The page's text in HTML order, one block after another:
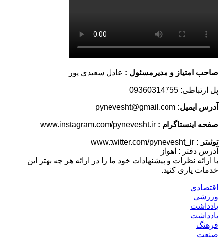
صاحب امتیاز و مدیرمسئول : عادل سعیدی پور
پل ارتباطی: 09360314755
آدرس ایمیل:
صفحه اینستاگرام :
توئیتر :
آدرس دفتر : اهواز
با ارائه نظرات و پیشنهادات خود ما را در ارائه هر چه بهتر این
خدمات یاری کنید.
اقتصادی
ورزشی
یادداشت
یادداشت
فرهنگ
صنعت